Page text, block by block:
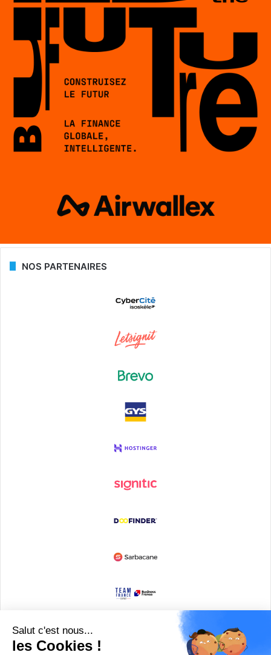
NOS PARTENAIRES
Devenir partenaire